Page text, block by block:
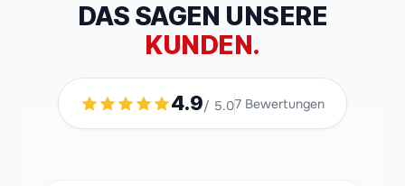
DAS SAGEN UNSERE
KUNDEN.
4.9/ 5.07 Bewertungen